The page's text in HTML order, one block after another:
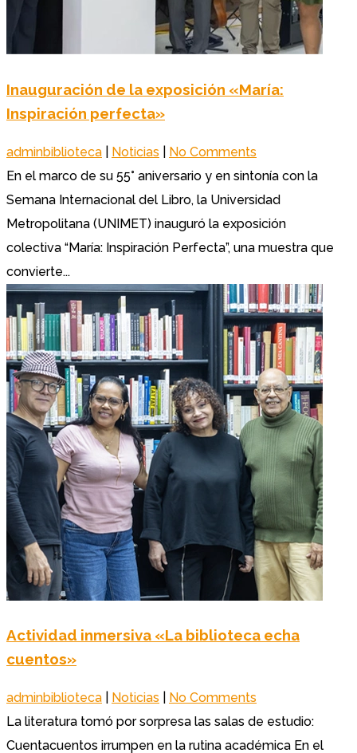
Inauguración de la exposición «María:
Inspiración perfecta»
adminbiblioteca Noticias
No Comments
En el marco de su 55° aniversario y en sintonía con la
Semana Internacional del Libro, la Universidad
Metropolitana (UNIMET) inauguró la exposición
colectiva “María: Inspiración Perfecta”, una muestra que
convierte...
Actividad inmersiva «La biblioteca echa
cuentos»
adminbiblioteca Noticias
No Comments
La literatura tomó por sorpresa las salas de estudio:
Cuentacuentos irrumpen en la rutina académica En el